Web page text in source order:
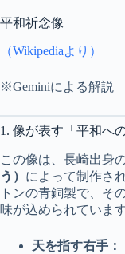
平和祈念像
（Wikipediaより）
※Geminiによる解説
1. 像が表す「平和へ
この像は、長崎出身
う） によって制作さ
トンの青銅製で、そ
味が込められています
天を指す右手：